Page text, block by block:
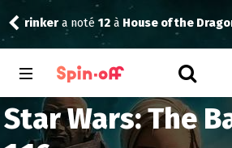
rinkera noté 12 à House of the
Star Wars: The